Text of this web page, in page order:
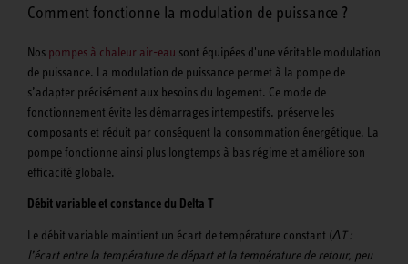
Comment fonctionne la modulation de puissance ?
Nos pompes à chaleur air-eau sont équipées d'une véritable modulation
de puissance. La modulation de puissance permet à la pompe de
s’adapter précisément aux besoins du logement. Ce mode de
fonctionnement évite les démarrages intempestifs, préserve les
composants et réduit par conséquent la consommation énergétique. La
pompe fonctionne ainsi plus longtemps à bas régime et améliore son
efficacité globale.
Débit variable et constance du Delta T
Le débit variable maintient un écart de température constant (ΔT :
l’écart entre la température de départ et la température de retour, peu